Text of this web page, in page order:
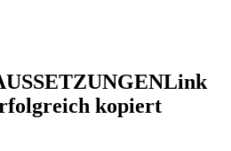
Link
kopiert